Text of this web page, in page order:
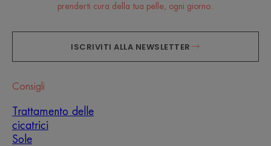
prenderti cura della tua pelle, ogni giorno.
ISCRIVITI ALLA NEWSLETTER
Consigli
Trattamento delle
cicatrici
Sole